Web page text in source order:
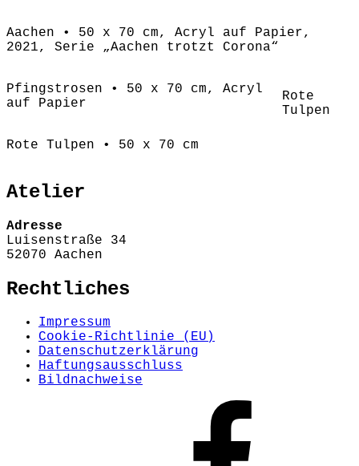
Aachen • 50 x 70 cm, Acryl auf Papier,
2021, Serie „Aachen trotzt Corona“
Pfingstrosen • 50 x 70 cm, Acryl
auf Papier
Rote Tulpen • 50 x 70 cm
Rote
Tulpen
Atelier
Adresse
Luisenstraße 34
52070 Aachen
Rechtliches
Impressum
Cookie-Richtlinie (EU)
Datenschutzerklärung
Haftungsausschluss
Bildnachweise